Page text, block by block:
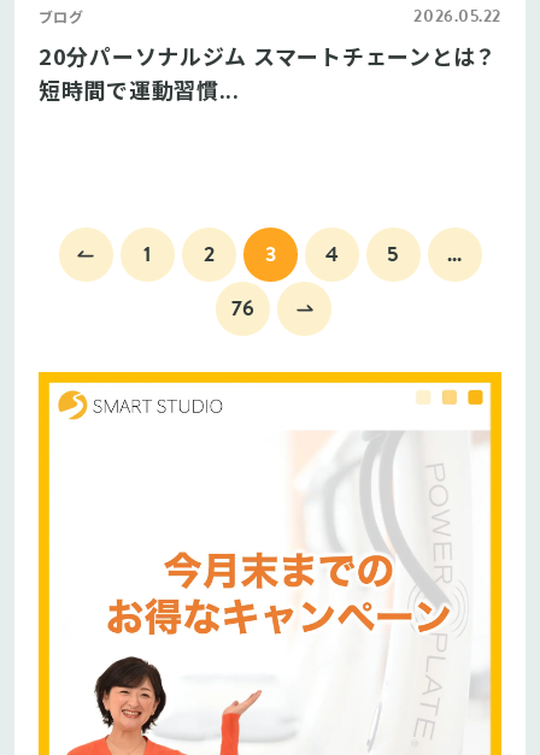
ブログ 2026.05.22
20分パーソナルジム スマートチェーンとは？
短時間で運動習慣...
1 2 3 4 5
...
76